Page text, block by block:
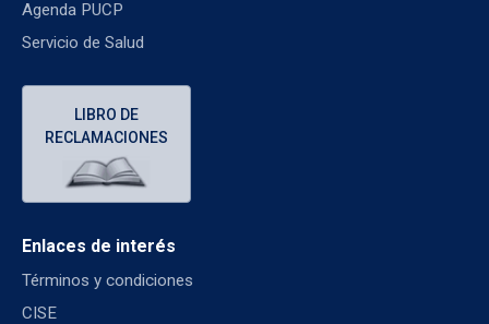
Agenda PUCP
Servicio de Salud
LIBRO DE
RECLAMACIONES
Enlaces de interés
Términos y condiciones
CISE